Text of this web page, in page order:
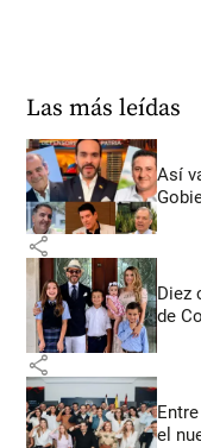
Las más leídas
Así
share
Diez
de
share
el